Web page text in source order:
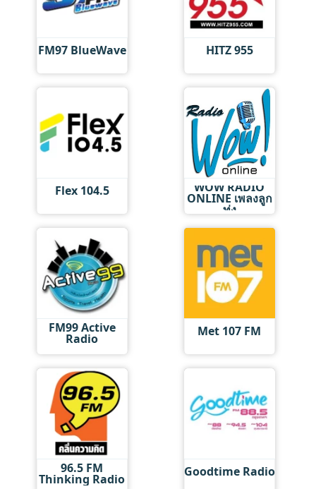
FM97 BlueWave HITZ 955
Flex 104.5 WOW RADIO
ONLINE เพลงลูก
ทุ่ง
FM99 Active
Radio Met 107 FM
96.5 FM
Thinking Radio Goodtime Radio